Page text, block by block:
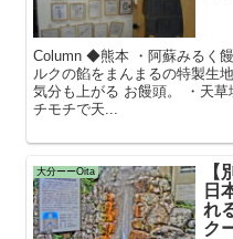
Column ◆熊本 ・阿蘇みるく
ルクの餡をまんまるの特製生
気分も上がる お饅頭。 ・天
チモチで天...
大分ーーOita
【
日
れ
ク